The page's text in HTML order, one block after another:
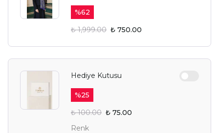
%62
₺ 1,999.00 ₺ 750.00
Hediye Kutusu
%25
₺ 100.00 ₺ 75.00
Renk